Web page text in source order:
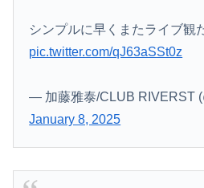
シンプルに早くまたライブ観
pic.twitter.com/qJ63aSSt0z
— 加藤雅泰/CLUB RIVERST
January 8, 2025